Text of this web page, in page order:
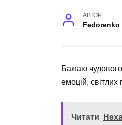
АВТОР
Fedorenko
Бажаю
емоцій,
Читати